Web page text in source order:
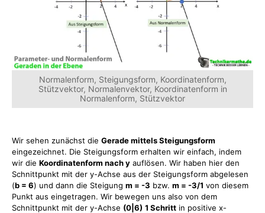
Normalenform, Steigungsform, Koordinatenform,
Stützvektor, Normalenvektor, Koordinatenform in
Normalenform, Stützvektor
Wir sehen zunächst die Gerade mittels Steigungsform
eingezeichnet. Die Steigungsform erhalten wir einfach, indem
wir die Koordinatenform nach y auflösen. Wir haben hier den
Schnittpunkt mit der y-Achse aus der Steigungsform abgelesen
(b = 6) und dann die Steigung m = -3 bzw. m = -3/1 von diesem
Punkt aus eingetragen. Wir bewegen uns also von dem
Schnittpunkt mit der y-Achse (0|6) 1 Schritt in positive x-